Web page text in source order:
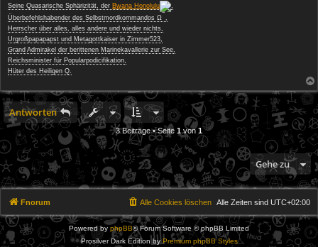
Seine Quasarische Sphärizität, der Bwana Honolulu
,
Überbefehlshabender des Selbstmordkommandos Ω
−
Herrscher über alles, alles andere und wieder nichts,
Urgroßpapapapst und Metagottkaiser in Zimmer523,
Grand Admirakel der berittenen Marinekavallerie zur See,
Reichsminister für Popularpodicifikation,
Hüter des Heiligen Q.
Antworten
3 Beiträge • Seite 1von1
Gehe zu
Fnorum Alle Zeiten sind UTC+02:00
Alle Cookies löschen
Powered by phpBB® Forum Software © phpBB Limited
Prosilver Dark Edition byPremium phpBB Styles